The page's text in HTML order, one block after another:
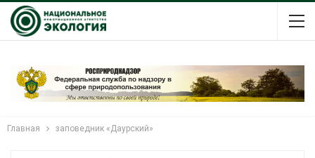
Главная заповедник «Даурский»